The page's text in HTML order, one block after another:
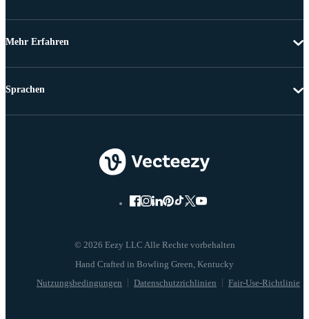
Mehr Erfahren
© 2026 Eezy LLC Alle Rechte vorbehalten
Nutzungsbedingungen Datenschutzrichlinien Fair-Use-Richtlinie
Sprachen